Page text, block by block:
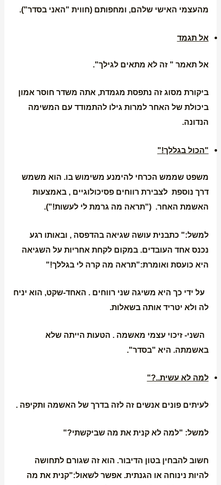
מהעצמי האישי שלהם, ומחפותם (חווית "האני בסדר").
אל תגמד
אל תאמר " זה לא מתאים לגילך".
ביקורת מסוג זה נתפסת מגמדת, אתה משדר חוסר אמון
ביכולת של האחר למרות גילו להתמודד עם המשימה
הנדונה.
"הכול בגללך!"
משפט שממש הכרחי להימנע משימוש בו. הוא משמש
דרך נוספת לצבירת רווחים פסיכולוגיים , באמצעות
האשמת האחר. ("תראה מה גרמת לי לעשות!").
למשל:" כתבנית עושה שגיאה בהדפסה , ובאותו רגע
נכנס אחד העובדים. במקום לקחת אחריות על השגיאה
היא כועסת ואומרת:"תראה מה קרה לי בגללך!"
על ידי כך היא משיגה שני רווחים . האחד-שקט, הוא יניח
לה ולא יטריד אותה בשאלות.
השני- זיכוי עצמי מאשמה . הטעות הייתה שלא
באשמתה. היא "בסדר".
למה לא עשית..?"
לעיתים פונים אנשים זה לזה בדרך של האשמה ותקיפה .
למשל: "למה לא קנית את מה שביקשתי?"
חשוב להבחין בטון הדיבור. הוא זה שגורם לתחושה
להיות נינוחה או הגנתית. אפשר לשאול:"קנית את מה